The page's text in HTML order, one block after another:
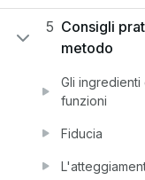
5 Consigli
metodo
Gli ingredienti
funzioni
Fiducia